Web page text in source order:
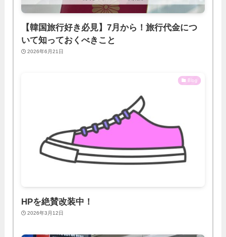
【韓国旅行好き必見】7月から！旅行代金につ
いて知っておくべきこと
2026年6月21日
Blog
HPを絶賛改装中！
2026年3月12日